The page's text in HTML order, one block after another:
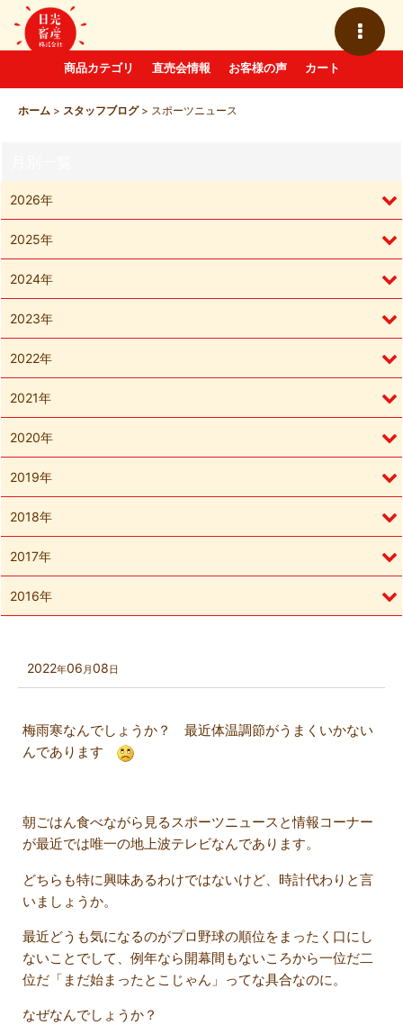
商品カテゴリ 直売会情報 お客様の声 カート
ホーム > スタッフブログ > スポーツニュース
2022年06 月08日
梅雨寒なんでしょうか？ 最近体温調節がうまくいかない
んであります
朝ごはん食べながら見るスポーツニュースと情報コーナー
が最近では唯一の地上波テレビなんであります。
どちらも特に興味あるわけではないけど、時計代わりと言
いましょうか。
最近どうも気になるのがプロ野球の順位をまったく口にし
ないことでして、例年なら開幕間もないころから一位だ二
位だ「まだ始まったとこじゃん」ってな具合なのに。
なぜなんでしょうか？
2026年
2025年
2024年
2023年
2022年
2021年
2020年
2019年
2018年
2017年
2016年